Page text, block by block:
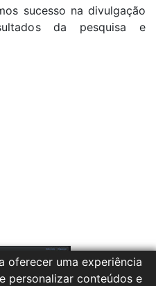
sucesso na divulgação
da pesquisa e
oferecer uma experiência
personalizar conteúdos e